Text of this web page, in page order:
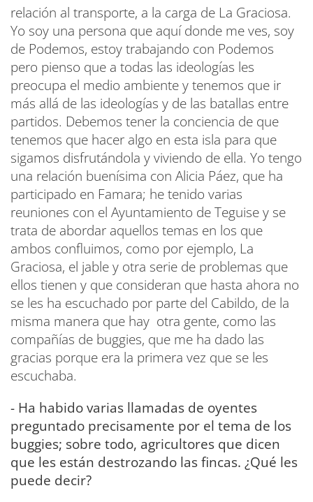
relación al transporte, a la carga de La Graciosa.
Yo soy una persona que aquí donde me ves, soy
de Podemos, estoy trabajando con Podemos
pero pienso que a todas las ideologías les
preocupa el medio ambiente y tenemos que ir
más allá de las ideologías y de las batallas entre
partidos. Debemos tener la conciencia de que
tenemos que hacer algo en esta isla para que
sigamos disfrutándola y viviendo de ella. Yo tengo
una relación buenísima con Alicia Páez, que ha
participado en Famara; he tenido varias
reuniones con el Ayuntamiento de Teguise y se
trata de abordar aquellos temas en los que
ambos confluimos, como por ejemplo, La
Graciosa, el jable y otra serie de problemas que
ellos tienen y que consideran que hasta ahora no
se les ha escuchado por parte del Cabildo, de la
misma manera que hay otra gente, como las
compañías de buggies, que me ha dado las
gracias porque era la primera vez que se les
escuchaba.
- Ha habido varias llamadas de oyentes
preguntado precisamente por el tema de los
buggies; sobre todo, agricultores que dicen
que les están destrozando las fincas. ¿Qué les
puede decir?